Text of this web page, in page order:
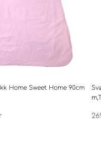
Home Sweet Home 90cm
Nåværende